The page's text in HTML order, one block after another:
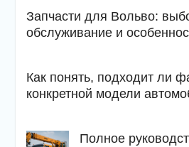
Запчасти для Вольво:
обслуживание и
Как понять, подходит ли
конкретной модели
Полное